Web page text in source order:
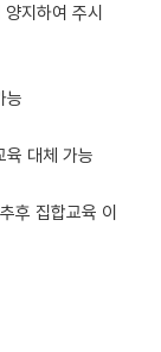
지하여 주시
능
대체 가능
후 집합교육 이